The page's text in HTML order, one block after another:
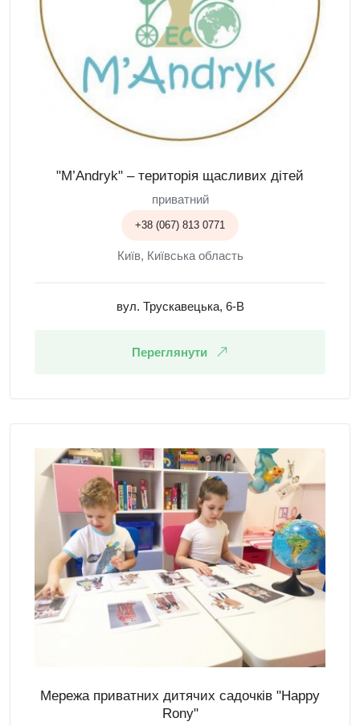
"M’Andryk" – територія щасливих дітей
приватний
+38 (067) 813 0771
Київ, Київська область
вул. Трускавецька, 6-В
Переглянути
Мережа приватних дитячих садочків "Happy
Rony"